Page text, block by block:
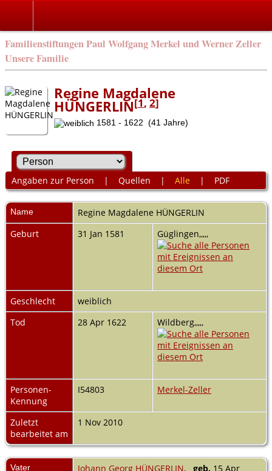
Familienstiftungen Paul Wolfgang Merkel und Werner Zeller
Unsere Familie
Regine Magdalene
HÜNGERLIN[1,2]
1581 - 1622 (41 Jahre)
Angaben zur Person | Quellen | Alle | PDF
Name Regine Magdalene HÜNGERLIN
Geburt
31 Jan 1581 Güglingen,,,,,
Geschlecht
weiblich
Tod
28 Apr 1622 Wildberg,,,,,
Personen-
Kennung
I54803 Merkel-Zeller
Zuletzt
bearbeitet am
1 Nov 2010
Vater Johann Georg HÜNGERLIN, geb. 15 Apr